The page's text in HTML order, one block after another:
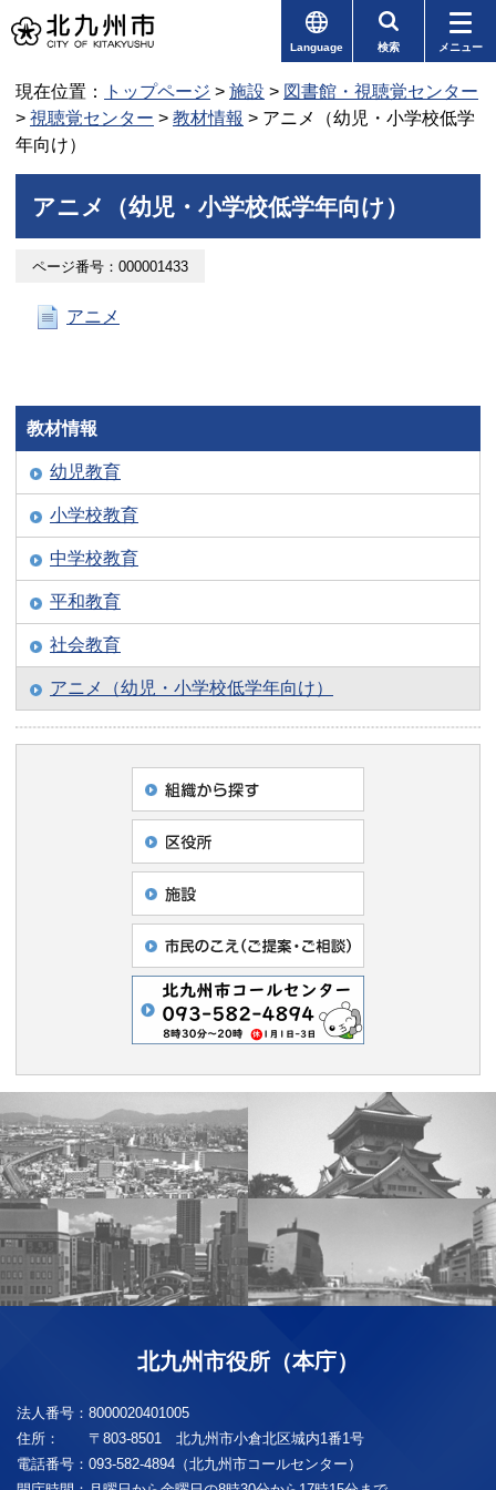
Language 検索 メニュー
現在位置： トップページ > 施設 > 図書館・視聴覚センター
> 視聴覚センター > 教材情報 > アニメ（幼児・小学校低学
年向け）
アニメ（幼児・小学校低学年向け）
ページ番号：000001433
アニメ
教材情報
幼児教育
小学校教育
中学校教育
平和教育
社会教育
アニメ（幼児・小学校低学年向け）
北九州市役所（本庁）
法人番号： 8000020401005
住所：
〒803-8501 北九州市小倉北区城内1番1号
電話番号： 093-582-4894（北九州市コールセンター）